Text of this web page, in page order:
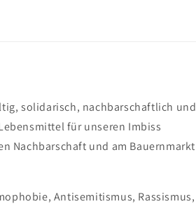
solidarisch, nachbarschaftlich und
für unseren Imbiss
Nachbarschaft und am Bauernmarkt
Antisemitismus, Rassismus,